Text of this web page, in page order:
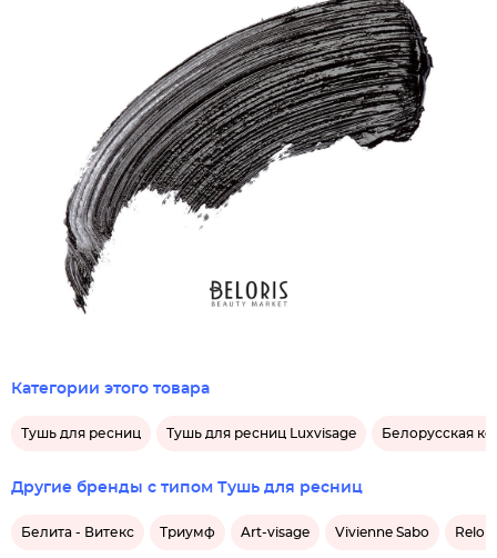
Категории этого товара
Тушь для ресниц Тушь для ресниц Luxvisage Белорусская
Другие бренды с типом Тушь для ресниц
Белита - Витекс Триумф Art-visage Vivienne Sabo